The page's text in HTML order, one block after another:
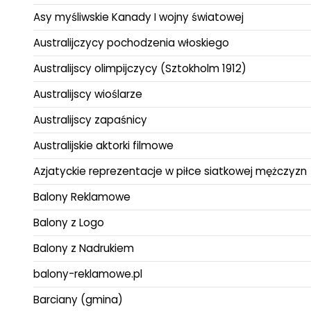
Asy myśliwskie Kanady I wojny światowej
Australijczycy pochodzenia włoskiego
Australijscy olimpijczycy (Sztokholm 1912)
Australijscy wioślarze
Australijscy zapaśnicy
Australijskie aktorki filmowe
Azjatyckie reprezentacje w piłce siatkowej mężczyzn
Balony Reklamowe
Balony z Logo
Balony z Nadrukiem
balony-reklamowe.pl
Barciany (gmina)